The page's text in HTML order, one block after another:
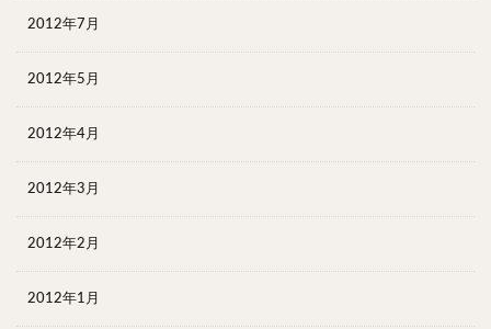
2012年7月
2012年5月
2012年4月
2012年3月
2012年2月
2012年1月